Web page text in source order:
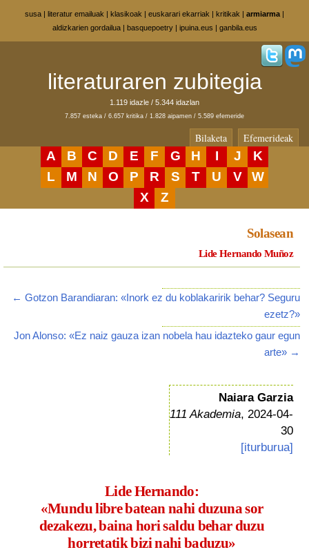
susa | literatur emailuak | klasikoak | euskarari ekarriak | kritikak | armiarma |
aldizkarien gordailua| basquepoetry| ipuina.eus | ganbila.eus
literaturaren zubitegia
1.119 idazle / 5.344 idazlan
7.857 esteka / 6.657 kritika / 1.828 aipamen / 5.589 efemeride
Bilaketa Efemerideak
A B C D E F G H I J
K
L
M N O P R S T U V
W
X
Z
Solasean
Lide Hernando Muñoz
← Gotzon Barandiaran: «Inork ez du koblakaririk behar? Seguru
ezetz?»
Jon Alonso: «Ez naiz gauza izan nobela hau idazteko gaur egun
arte» →
Naiara Garzia
111 Akademia, 2024-04-
30
[iturburua]
Lide Hernando:
«Mundu libre batean nahi duzuna sor
dezakezu, baina hori saldu behar duzu
horretatik bizi nahi baduzu»